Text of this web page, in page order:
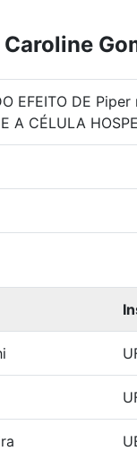
Caroline
EFEITO DE
A CÉLULA